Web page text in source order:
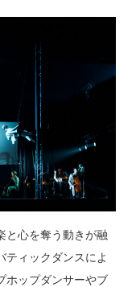
と心を奪う動きが融
ティックダンスによ
ホップダンサーやブ